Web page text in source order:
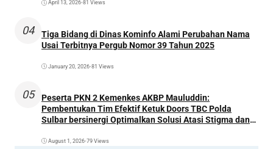
April 13, 2026•81 Views
04
Tiga Bidang di Dinas Kominfo Alami Perubahan Nama
Usai Terbitnya Pergub Nomor 39 Tahun 2025
January 20, 2026•81 Views
05
Peserta PKN 2 Kemenkes AKBP Mauluddin:
Pembentukan Tim Efektif Ketuk Doors TBC Polda
Sulbar bersinergi Optimalkan Solusi Atasi Stigma dan
August 1, 2026•79 Views